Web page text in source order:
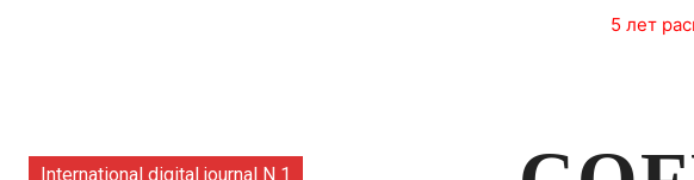
5 лет
International digital journal N 1